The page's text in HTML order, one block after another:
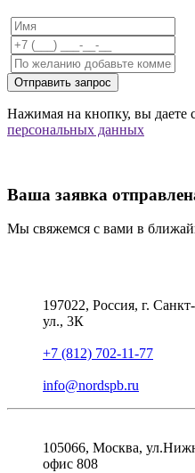
Отправить запрос
Нажимая на кнопку, вы даете
персональных данных
Ваша заявка
Мы свяжемся с вами в
197022, Россия, г.
ул., 3К
+7 (812) 702-11-77
info@nordspb.ru
105066, Москва,
офис 808